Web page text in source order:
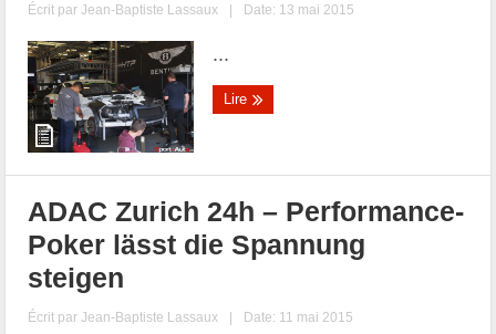
Écrit parJean-Baptiste Lassaux | Date: 13 mai 2015
...
Lire
ADAC Zurich 24h – Performance-
Poker lässt die Spannung
steigen
Écrit parJean-Baptiste Lassaux | Date: 11 mai 2015